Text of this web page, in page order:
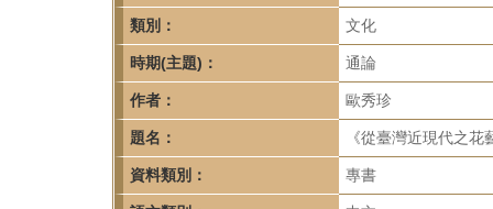
史
研
究
所-
類別： 文化
時期(主題)： 通論
作者： 歐秀珍
題名： 《從臺灣近現代之
資料類別： 專書